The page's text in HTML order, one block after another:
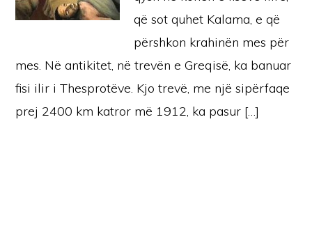
që sot quhet Kalama, e që
përshkon krahinën mes për
mes. Në antikitet, në trevën e Greqisë, ka banuar
fisi ilir i Thesprotëve. Kjo trevë, me një sipërfaqe
prej 2400 km katror më 1912, ka pasur […]